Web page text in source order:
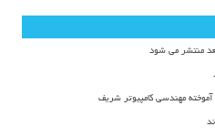
منتشر می شود
مهندسی کامپیوتر شریف